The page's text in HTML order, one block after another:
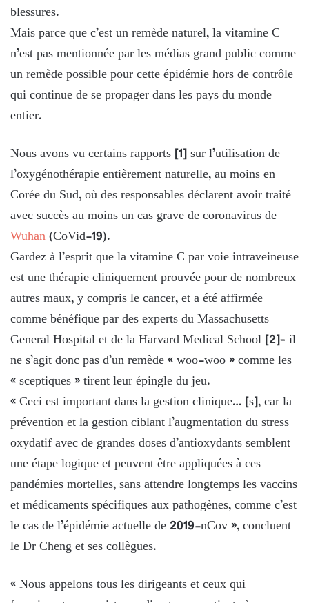
blessures.
Mais parce que c’est un remède naturel, la vitamine C
n’est pas mentionnée par les médias grand public comme
un remède possible pour cette épidémie hors de contrôle
qui continue de se propager dans les pays du monde
entier.
Nous avons vu certains rapports [1] sur l’utilisation de
l’oxygénothérapie entièrement naturelle, au moins en
Corée du Sud, où des responsables déclarent avoir traité
avec succès au moins un cas grave de coronavirus de
Wuhan(CoVid-19).
Gardez à l’esprit que la vitamine C par voie intraveineuse
est une thérapie cliniquement prouvée pour de nombreux
autres maux, y compris le cancer, et a été affirmée
comme bénéfique par des experts du Massachusetts
General Hospital et de la Harvard Medical School [2]– il
ne s’agit donc pas d’un remède « woo-woo » comme les
« sceptiques » tirent leur épingle du jeu.
« Ceci est important dans la gestion clinique… [s], car la
prévention et la gestion ciblant l’augmentation du stress
oxydatif avec de grandes doses d’antioxydants semblent
une étape logique et peuvent être appliquées à ces
pandémies mortelles, sans attendre longtemps les vaccins
et médicaments spécifiques aux pathogènes, comme c’est
le cas de l’épidémie actuelle de 2019-nCov », concluent
le Dr Cheng et ses collègues.
« Nous appelons tous les dirigeants et ceux qui